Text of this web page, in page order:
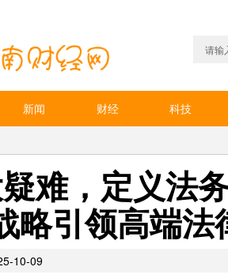
新闻 财经
科技
难，定义法
略引领高端
10-09